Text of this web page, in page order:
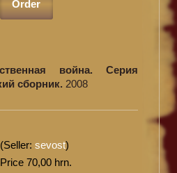
Order
сборник. 2008
(Seller: sevost)
Price 70,00 hrn.